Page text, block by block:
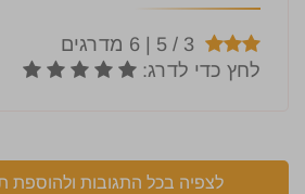
לצפיה בכל התגובות ולהוספת